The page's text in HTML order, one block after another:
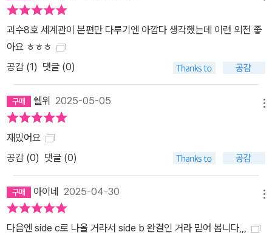
괴수8호 세계관이 본편만 다루기엔 아깝다 생각했는데 이런 외전 좋
아요 ㅎㅎㅎ
공감 (1) 댓글 (0)
쉘위 2025-05-05
재밌어요
공감 (0) 댓글 (0)
아이네 2025-04-30
다음엔 side c로 나올 거라서 side b 완결인 거라 믿어 봅니다,,,